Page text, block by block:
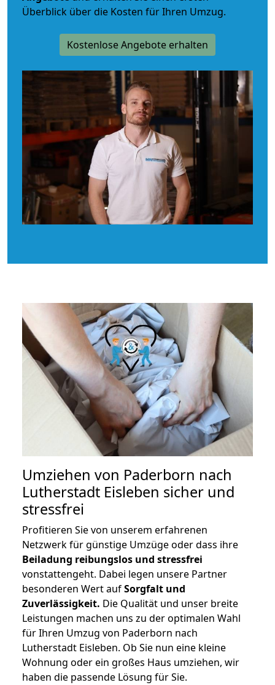
Überblick über die Kosten für Ihren Umzug.
Kostenlose Angebote erhalten
Umziehen von Paderborn nach
Lutherstadt Eisleben sicher und
stressfrei
Profitieren Sie von unserem erfahrenen
Netzwerk für günstige Umzüge oder dass ihre
Beiladung reibungslos und stressfrei
vonstattengeht. Dabei legen unsere Partner
besonderen Wert aufSorgfalt und
Zuverlässigkeit. Die Qualität und unser breite
Leistungen machen uns zu der optimalen Wahl
für Ihren Umzug von Paderborn nach
Lutherstadt Eisleben. Ob Sie nun eine kleine
Wohnung oder ein großes Haus umziehen, wir
haben die passende Lösung für Sie.